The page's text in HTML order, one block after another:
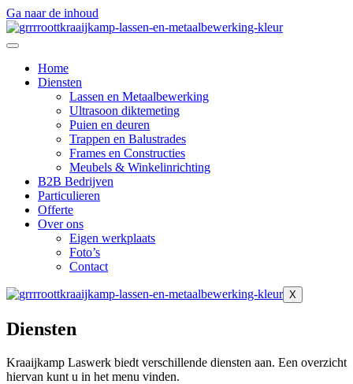
Ga naar de inhoud
Home
Diensten
Lassen en Metaalbewerking
Ultrasoon diktemeting
Puien en deuren
Trappen en Balustrades
Frames en Constructies
Meubels & Winkelinrichting
B2B Bedrijven
Particulieren
Offerte
Over ons
Eigen werkplaats
Foto’s
Contact
X
Diensten
Kraaijkamp Laswerk biedt verschillende diensten aan. Een overzicht
hiervan kunt u in het menu vinden.